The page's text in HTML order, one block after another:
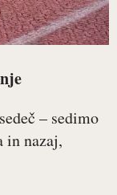
– sedimo
in nazaj,